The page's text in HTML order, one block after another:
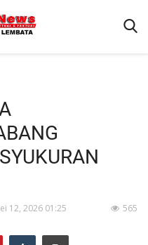
12, 2026 01:25 565